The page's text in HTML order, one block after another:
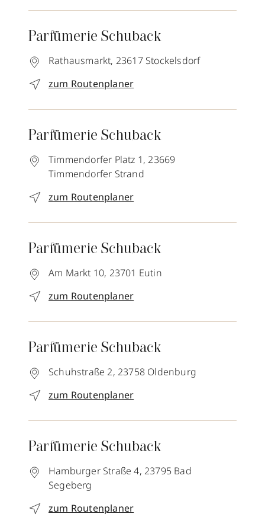
Parfümerie Schuback
Rathausmarkt, 23617 Stockelsdorf
zum Routenplaner
Parfümerie Schuback
Timmendorfer Platz 1, 23669
Timmendorfer Strand
zum Routenplaner
Parfümerie Schuback
Am Markt 10, 23701 Eutin
zum Routenplaner
Parfümerie Schuback
Schuhstraße 2, 23758 Oldenburg
zum Routenplaner
Parfümerie Schuback
Hamburger Straße 4, 23795 Bad
Segeberg
zum Routenplaner